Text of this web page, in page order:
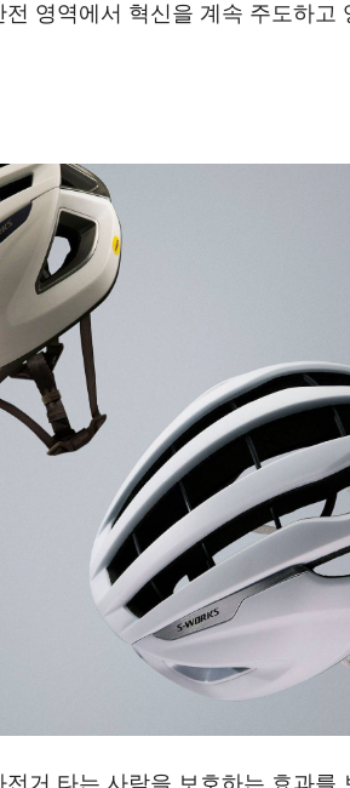
영역에서 혁신을 계속 주도하고
거 타는 사람을 보호하는 효과를